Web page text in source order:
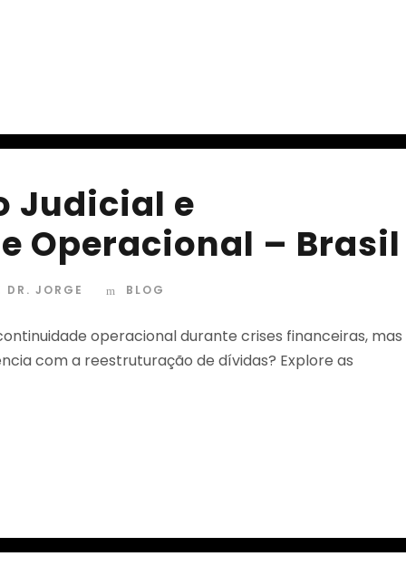
Judicial e
Operacional – Brasil
DR. JORGE BLOG
operacional durante crises financeiras, mas
com a reestruturação de dívidas? Explore as